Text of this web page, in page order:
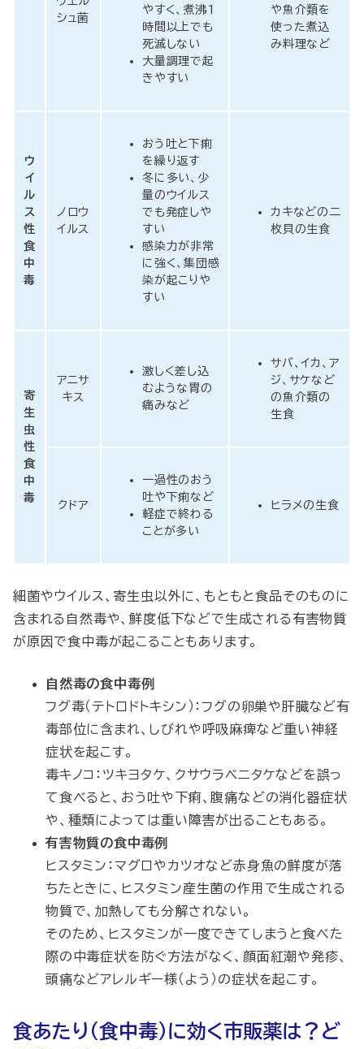
シュ菌
やすく、煮沸1
時間以上でも
死滅しない
大量調理で起
きやすい
や魚介類を
使った煮込
み料理など
ウ
イ
ル
ス
性
食
中
毒
ノロウ
イルス
おう吐と下痢
を繰り返す
冬に多い、少
量のウイルス
でも発症しや
すい
感染力が非常
に強く、集団感
染が起こりや
すい
カキなどの二
枚貝の生食
寄
生
虫
性
食
中
毒
アニサ
キス
激しく差し込
むような胃の
痛みなど
サバ、イカ、ア
ジ、サケなど
の魚介類の
生食
クドア
一過性のおう
吐や下痢など
軽症で終わる
ことが多い
ヒラメの生食
細菌やウイルス、寄生虫以外に、もともと食品そのものに
含まれる自然毒や、鮮度低下などで生成される有害物質
が原因で食中毒が起こることもあります。
自然毒の食中毒例
フグ毒（テトロドトキシン）：フグの卵巣や肝臓など有
毒部位に含まれ、しびれや呼吸麻痺など重い神経
症状を起こす。
毒キノコ：ツキヨタケ、クサウラベニタケなどを誤っ
て食べると、おう吐や下痢、腹痛などの消化器症状
や、種類によっては重い障害が出ることもある。
有害物質の食中毒例
ヒスタミン：マグロやカツオなど赤身魚の鮮度が落
ちたときに、ヒスタミン産生菌の作用で生成される
物質で、加熱しても分解されない。
そのため、ヒスタミンが一度できてしまうと食べた
際の中毒症状を防ぐ方法がなく、顔面紅潮や発疹、
頭痛などアレルギー様（よう）の症状を起こす。
食あたり（食中毒）に効く市販薬は？ど